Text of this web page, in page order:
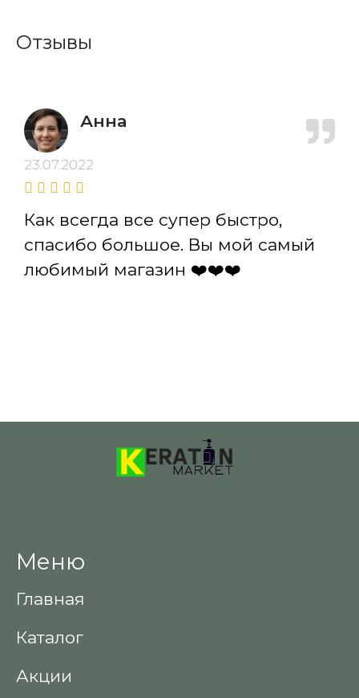
Отзывы
Анна
23.07.2022
Как всегда все супер быстро,
спасибо большое. Вы мой самый
любимый магазин ❤️❤️❤️
Меню
Главная
Каталог
Акции